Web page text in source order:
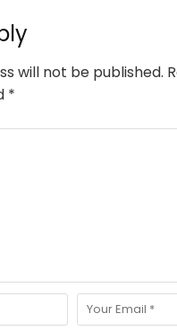
will not be published.
*